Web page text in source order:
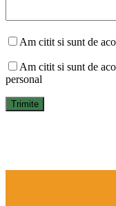
Am citit si sunt de
Am citit si sunt de
personal